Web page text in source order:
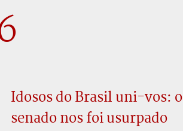
Idosos do Brasil uni-vos: o
senado nos foi usurpado